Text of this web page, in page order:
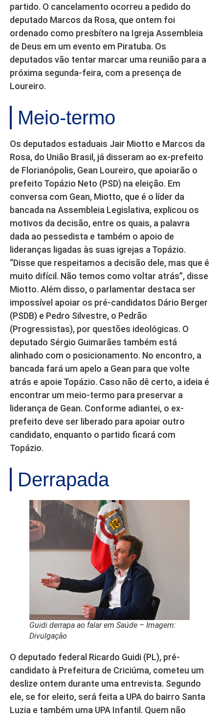
partido. O cancelamento ocorreu a pedido do
deputado Marcos da Rosa, que ontem foi
ordenado como presbítero na Igreja Assembleia
de Deus em um evento em Piratuba. Os
deputados vão tentar marcar uma reunião para a
próxima segunda-feira, com a presença de
Loureiro.
Meio-termo
Os deputados estaduais Jair Miotto e Marcos da
Rosa, do União Brasil, já disseram ao ex-prefeito
de Florianópolis, Gean Loureiro, que apoiarão o
prefeito Topázio Neto (PSD) na eleição. Em
conversa com Gean, Miotto, que é o líder da
bancada na Assembleia Legislativa, explicou os
motivos da decisão, entre os quais, a palavra
dada ao pessedista e também o apoio de
lideranças ligadas às suas igrejas a Topázio.
“Disse que respeitamos a decisão dele, mas que é
muito difícil. Não temos como voltar atrás”, disse
Miotto. Além disso, o parlamentar destaca ser
impossível apoiar os pré-candidatos Dário Berger
(PSDB) e Pedro Silvestre, o Pedrão
(Progressistas), por questões ideológicas. O
deputado Sérgio Guimarães também está
alinhado com o posicionamento. No encontro, a
bancada fará um apelo a Gean para que volte
atrás e apoie Topázio. Caso não dê certo, a ideia é
encontrar um meio-termo para preservar a
liderança de Gean. Conforme adiantei, o ex-
prefeito deve ser liberado para apoiar outro
candidato, enquanto o partido ficará com
Topázio.
Derrapada
Guidi derrapa ao falar em Saúde – Imagem:
Divulgação
O deputado federal Ricardo Guidi (PL), pré-
candidato à Prefeitura de Criciúma, cometeu um
deslize ontem durante uma entrevista. Segundo
ele, se for eleito, será feita a UPA do bairro Santa
Luzia e também uma UPA Infantil. Quem não